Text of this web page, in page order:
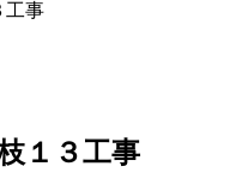
工事
１３工事